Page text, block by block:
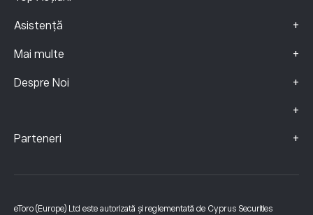
Asistență +
Mai multe +
Despre Noi +
+
Parteneri +
eToro (Europe) Ltd este autorizată și reglementată de Cyprus Securities